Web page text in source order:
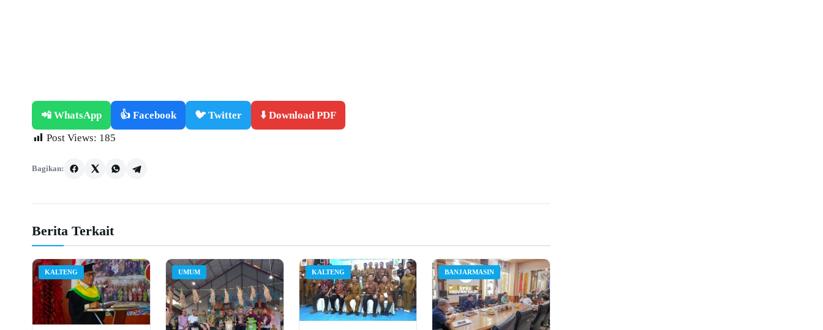
📲 WhatsApp 👍 Facebook 🐦 Twitter
⬇️ Download PDF
Post Views: 185
Bagikan:
Berita Terkait
KALTENG UMUM KALTENG BANJARMASIN